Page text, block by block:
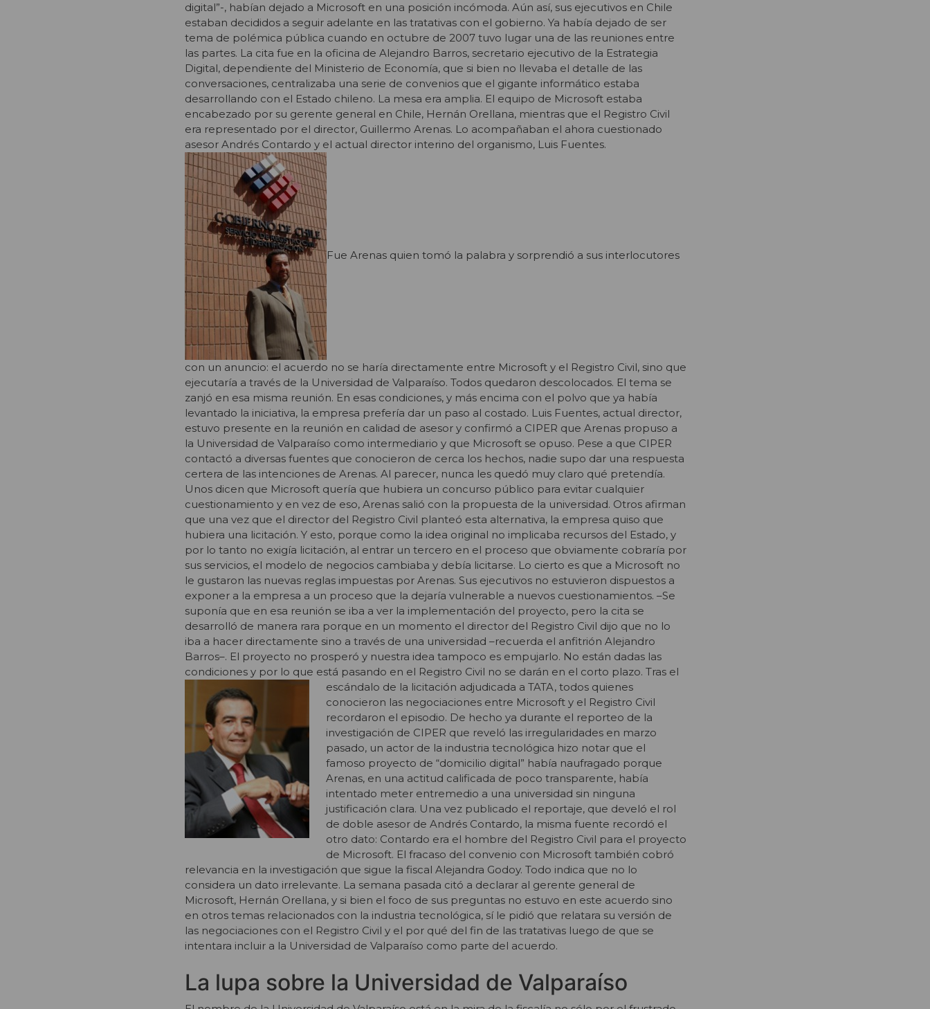
digital”-, habían dejado a Microsoft en una posición incómoda. Aún así, sus ejecutivos en Chile
estaban decididos a seguir adelante en las tratativas con el gobierno. Ya había dejado de ser
tema de polémica pública cuando en octubre de 2007 tuvo lugar una de las reuniones entre
las partes. La cita fue en la oficina de Alejandro Barros, secretario ejecutivo de la Estrategia
Digital, dependiente del Ministerio de Economía, que si bien no llevaba el detalle de las
conversaciones, centralizaba una serie de convenios que el gigante informático estaba
desarrollando con el Estado chileno. La mesa era amplia. El equipo de Microsoft estaba
encabezado por su gerente general en Chile, Hernán Orellana, mientras que el Registro Civil
era representado por el director, Guillermo Arenas. Lo acompañaban el ahora cuestionado
asesor Andrés Contardo y el actual director interino del organismo, Luis Fuentes.
Fue Arenas quien tomó la palabra y sorprendió a sus interlocutores
con un anuncio: el acuerdo no se haría directamente entre Microsoft y el Registro Civil, sino que
ejecutaría a través de la Universidad de Valparaíso. Todos quedaron descolocados. El tema se
zanjó en esa misma reunión. En esas condiciones, y más encima con el polvo que ya había
levantado la iniciativa, la empresa prefería dar un paso al costado. Luis Fuentes, actual director,
estuvo presente en la reunión en calidad de asesor y confirmó a CIPER que Arenas propuso a
la Universidad de Valparaíso como intermediario y que Microsoft se opuso. Pese a que CIPER
contactó a diversas fuentes que conocieron de cerca los hechos, nadie supo dar una respuesta
certera de las intenciones de Arenas. Al parecer, nunca les quedó muy claro qué pretendía.
Unos dicen que Microsoft quería que hubiera un concurso público para evitar cualquier
cuestionamiento y en vez de eso, Arenas salió con la propuesta de la universidad. Otros afirman
que una vez que el director del Registro Civil planteó esta alternativa, la empresa quiso que
hubiera una licitación. Y esto, porque como la idea original no implicaba recursos del Estado, y
por lo tanto no exigía licitación, al entrar un tercero en el proceso que obviamente cobraría por
sus servicios, el modelo de negocios cambiaba y debía licitarse. Lo cierto es que a Microsoft no
le gustaron las nuevas reglas impuestas por Arenas. Sus ejecutivos no estuvieron dispuestos a
exponer a la empresa a un proceso que la dejaría vulnerable a nuevos cuestionamientos. –Se
suponía que en esa reunión se iba a ver la implementación del proyecto, pero la cita se
desarrolló de manera rara porque en un momento el director del Registro Civil dijo que no lo
iba a hacer directamente sino a través de una universidad –recuerda el anfitrión Alejandro
Barros–. El proyecto no prosperó y nuestra idea tampoco es empujarlo. No están dadas las
condiciones y por lo que está pasando en el Registro Civil no se darán en el corto plazo. Tras el
escándalo de la licitación adjudicada a TATA, todos quienes
conocieron las negociaciones entre Microsoft y el Registro Civil
recordaron el episodio. De hecho ya durante el reporteo de la
investigación de CIPER que reveló las irregularidades en marzo
pasado, un actor de la industria tecnológica hizo notar que el
famoso proyecto de “domicilio digital” había naufragado porque
Arenas, en una actitud calificada de poco transparente, había
intentado meter entremedio a una universidad sin ninguna
justificación clara. Una vez publicado el reportaje, que develó el rol
de doble asesor de Andrés Contardo, la misma fuente recordó el
otro dato: Contardo era el hombre del Registro Civil para el proyecto
de Microsoft. El fracaso del convenio con Microsoft también cobró
relevancia en la investigación que sigue la fiscal Alejandra Godoy. Todo indica que no lo
considera un dato irrelevante. La semana pasada citó a declarar al gerente general de
Microsoft, Hernán Orellana, y si bien el foco de sus preguntas no estuvo en este acuerdo sino
en otros temas relacionados con la industria tecnológica, sí le pidió que relatara su versión de
las negociaciones con el Registro Civil y el por qué del fin de las tratativas luego de que se
intentara incluir a la Universidad de Valparaíso como parte del acuerdo.
La lupa sobre la Universidad de Valparaíso